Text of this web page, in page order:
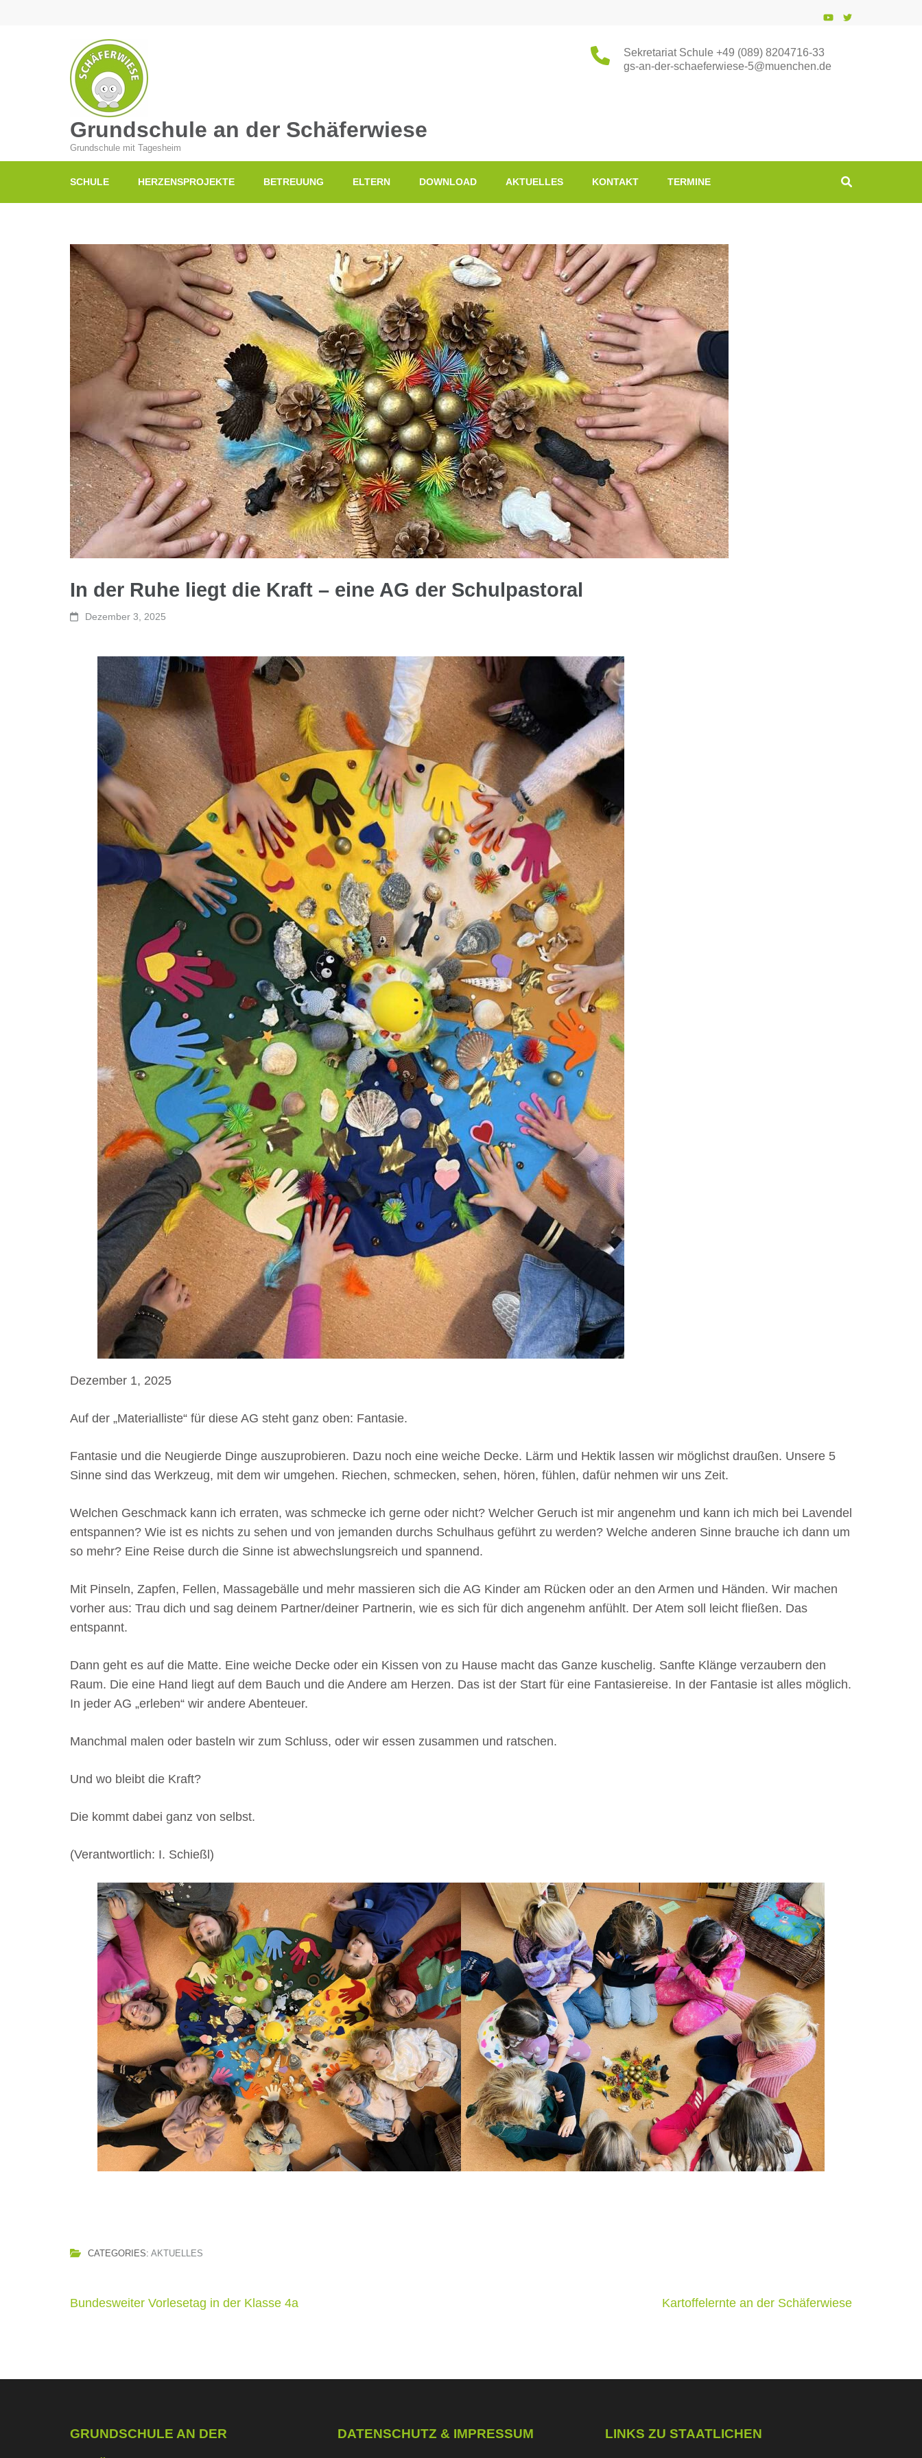
Grundschule an der Schäferwiese
Grundschule mit Tagesheim
Sekretariat Schule +49 (089) 8204716-33
gs-an-der-schaeferwiese-5@muenchen.de
SCHULE HERZENSPROJEKTE BETREUUNG ELTERN DOWNLOAD AKTUELLES KONTAKT TERMINE
In der Ruhe liegt die Kraft – eine AG der Schulpastoral
Dezember 3, 2025
Dezember 1, 2025
Auf der „Materialliste“ für diese AG steht ganz oben: Fantasie.
Fantasie und die Neugierde Dinge auszuprobieren. Dazu noch eine weiche Decke. Lärm und Hektik lassen wir möglichst draußen. Unsere 5
Sinne sind das Werkzeug, mit dem wir umgehen. Riechen, schmecken, sehen, hören, fühlen, dafür nehmen wir uns Zeit.
Welchen Geschmack kann ich erraten, was schmecke ich gerne oder nicht? Welcher Geruch ist mir angenehm und kann ich mich bei Lavendel
entspannen? Wie ist es nichts zu sehen und von jemanden durchs Schulhaus geführt zu werden? Welche anderen Sinne brauche ich dann um
so mehr? Eine Reise durch die Sinne ist abwechslungsreich und spannend.
Mit Pinseln, Zapfen, Fellen, Massagebälle und mehr massieren sich die AG Kinder am Rücken oder an den Armen und Händen. Wir machen
vorher aus: Trau dich und sag deinem Partner/deiner Partnerin, wie es sich für dich angenehm anfühlt. Der Atem soll leicht fließen. Das
entspannt.
Dann geht es auf die Matte. Eine weiche Decke oder ein Kissen von zu Hause macht das Ganze kuschelig. Sanfte Klänge verzaubern den
Raum. Die eine Hand liegt auf dem Bauch und die Andere am Herzen. Das ist der Start für eine Fantasiereise. In der Fantasie ist alles möglich.
In jeder AG „erleben“ wir andere Abenteuer.
Manchmal malen oder basteln wir zum Schluss, oder wir essen zusammen und ratschen.
Und wo bleibt die Kraft?
Die kommt dabei ganz von selbst.
(Verantwortlich: I. Schießl)
CATEGORIES: AKTUELLES
Beitragsnavigation
Bundesweiter Vorlesetag in der Klasse 4a Kartoffelernte an der Schäferwiese
GRUNDSCHULE AN DER DATENSCHUTZ & IMPRESSUM LINKS ZU STAATLICHEN